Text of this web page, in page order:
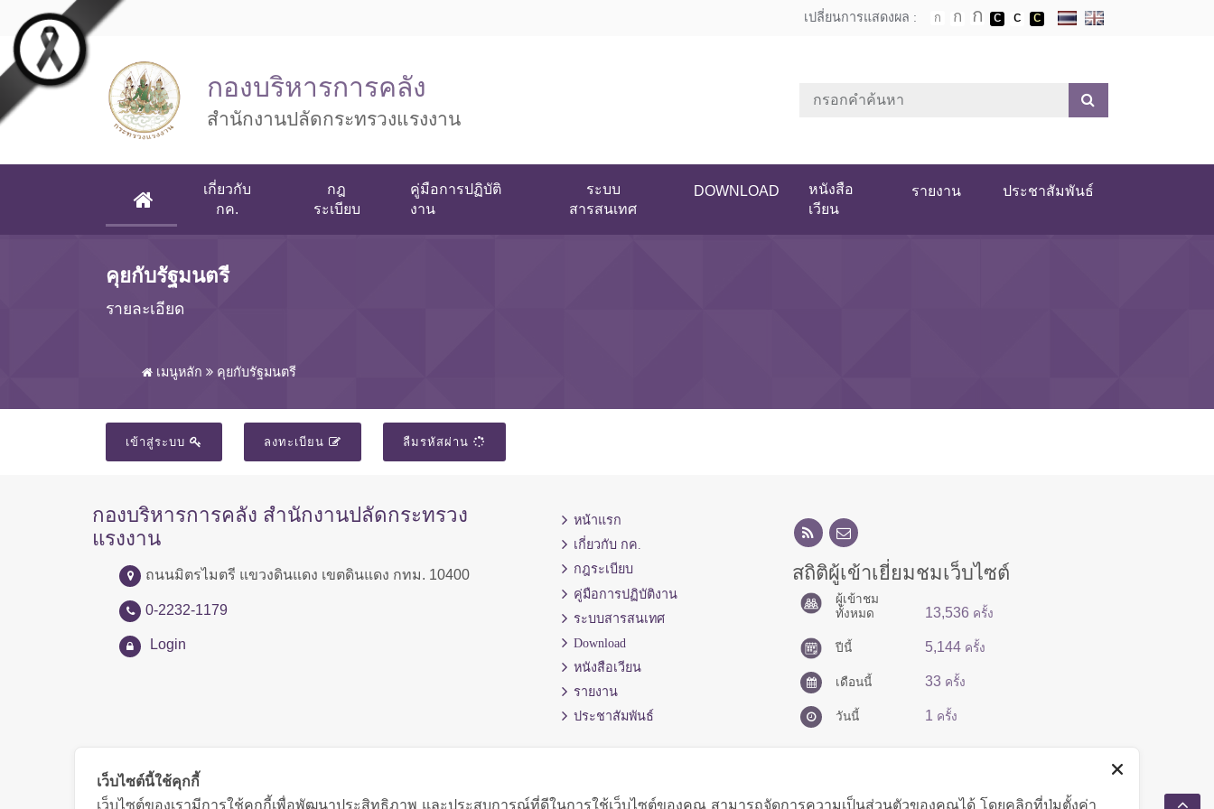
Skip to main content
เปลี่ยนการแสดงผล :
กองบริหารการคลัง
สำนักงานปลัดกระทรวงแรงงาน
(CURRENT)
เกี่ยวกับ
กค.
กฎ
ระเบียบ
คู่มือการปฏิบัติ
งาน
ระบบ
สารสนเทศ
DOWNLOAD
หนังสือ
เวียน
รายงาน ประชาสัมพันธ์
คุยกับรัฐมนตรี
รายละเอียด
เมนูหลัก คุยกับรัฐมนตรี
เข้าสู่ระบบ ลงทะเบียน ลืมรหัสผ่าน
กองบริหารการคลัง สำนักงานปลัดกระทรวง
แรงงาน
ถนนมิตรไมตรี แขวงดินแดง เขตดินแดง กทม. 10400
0-2232-1179
Login
หน้าแรก
เกี่ยวกับ กค.
กฎระเบียบ
คู่มือการปฏิบัติงาน
ระบบสารสนเทศ
Download
หนังสือเวียน
รายงาน
ประชาสัมพันธ์
สถิติผู้เข้าเยี่ยมชมเว็บไซต์
ผู้เข้าชม
ทั้งหมด
13,536 ครั้ง
ปีนี้ 5,144 ครั้ง
เดือนนี้ 33 ครั้ง
วันนี้ 1 ครั้ง
เว็บไซต์นี้ใช้คุกกี้
เว็บไซต์ของเรามีการใช้คุกกี้เพื่อพัฒนาประสิทธิภาพ และประสบการณ์ที่ดีในการใช้เว็บไซต์ของคุณ สามารถจัดการความเป็นส่วนตัวของคุณได้ โดยคลิกที่ปุ่มตั้งค่า